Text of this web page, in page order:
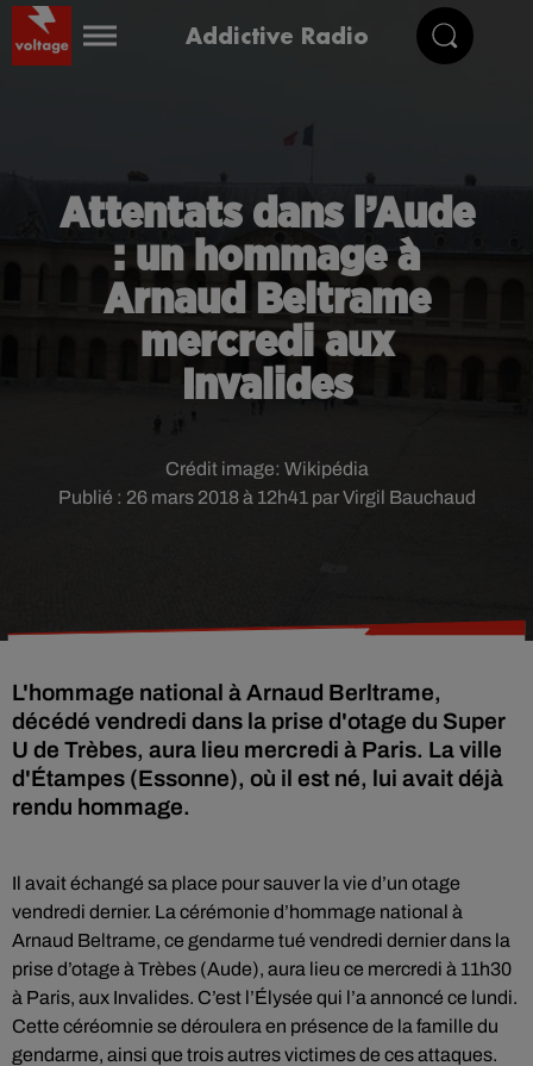
Addictive Radio
Attentats dans l’Aude
: un hommage à
Arnaud Beltrame
mercredi aux
Invalides
Publié : 26 mars 2018 à 12h41 par Virgil Bauchaud
Crédit image: Wikipédia
L'hommage national à Arnaud Berltrame,
décédé vendredi dans la prise d'otage du Super
U de Trèbes, aura lieu mercredi à Paris. La ville
d'Étampes (Essonne), où il est né, lui avait déjà
rendu hommage.
Il avait échangé sa place pour sauver la vie d’un otage
vendredi dernier. La cérémonie d’hommage national à
Arnaud Beltrame, ce gendarme tué vendredi dernier dans la
prise d’otage à Trèbes (Aude), aura lieu ce mercredi à 11h30
à Paris, aux Invalides. C’est l’Élysée qui l’a annoncé ce lundi.
Cette céréomnie se déroulera en présence de la famille du
gendarme, ainsi que trois autres victimes de ces attaques.